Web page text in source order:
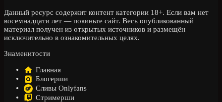
Данный ресурс содержит контент категории 18+. Если вам нет
восемнадцати лет — покиньте сайт. Весь опубликованный
материал получен из открытых источников и размещён
исключительно в ознакомительных целях.
Знаменитости
Главная
Блогерши
Сливы Onlyfans
Стримерши